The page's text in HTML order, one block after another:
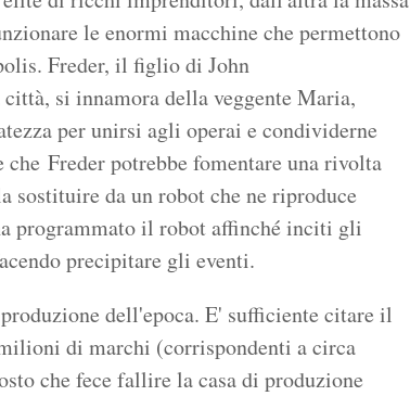
le enormi macchine che permettono
Freder, il figlio di John
si innamora della veggente Maria,
per unirsi agli operai e condividerne
che Freder potrebbe fomentare una rivolta
sostituire da un robot che ne riproduce
programmato il robot affinché inciti gli
precipitare gli eventi.
dell'epoca. E' sufficiente citare il
di marchi (corrispondenti a circa
che fece fallire la casa di produzione